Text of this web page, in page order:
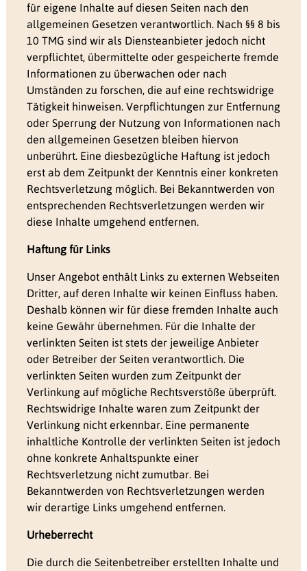
für eigene Inhalte auf diesen Seiten nach den
allgemeinen Gesetzen verantwortlich. Nach §§ 8 bis
10 TMG sind wir als Diensteanbieter jedoch nicht
verpflichtet, übermittelte oder gespeicherte fremde
Informationen zu überwachen oder nach
Umständen zu forschen, die auf eine rechtswidrige
Tätigkeit hinweisen. Verpflichtungen zur Entfernung
oder Sperrung der Nutzung von Informationen nach
den allgemeinen Gesetzen bleiben hiervon
unberührt. Eine diesbezügliche Haftung ist jedoch
erst ab dem Zeitpunkt der Kenntnis einer konkreten
Rechtsverletzung möglich. Bei Bekanntwerden von
entsprechenden Rechtsverletzungen werden wir
diese Inhalte umgehend entfernen.
Haftung für Links
Unser Angebot enthält Links zu externen Webseiten
Dritter, auf deren Inhalte wir keinen Einfluss haben.
Deshalb können wir für diese fremden Inhalte auch
keine Gewähr übernehmen. Für die Inhalte der
verlinkten Seiten ist stets der jeweilige Anbieter
oder Betreiber der Seiten verantwortlich. Die
verlinkten Seiten wurden zum Zeitpunkt der
Verlinkung auf mögliche Rechtsverstöße überprüft.
Rechtswidrige Inhalte waren zum Zeitpunkt der
Verlinkung nicht erkennbar. Eine permanente
inhaltliche Kontrolle der verlinkten Seiten ist jedoch
ohne konkrete Anhaltspunkte einer
Rechtsverletzung nicht zumutbar. Bei
Bekanntwerden von Rechtsverletzungen werden
wir derartige Links umgehend entfernen.
Urheberrecht
Die durch die Seitenbetreiber erstellten Inhalte und